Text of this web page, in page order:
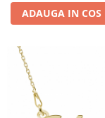
ADAUGA IN COS